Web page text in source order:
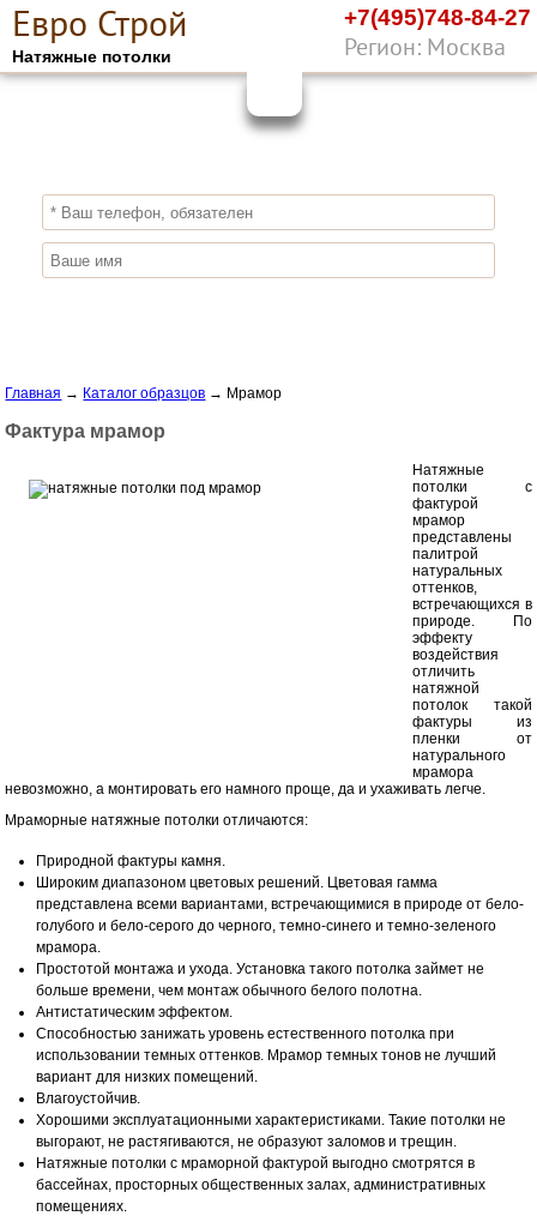
Евро Строй
Натяжные потолки
+7(495)748-84-27
Регион: Москва
ПОЛУЧИ СКИДКУ10%
Главная → Каталог образцов → Мрамор
Фактура мрамор
Натяжные
потолки с
фактурой
мрамор
представлены
палитрой
натуральных
оттенков,
встречающихся в
природе. По
эффекту
воздействия
отличить
натяжной
потолок такой
фактуры из
пленки от
натурального
мрамора
невозможно, а монтировать его намного проще, да и ухаживать легче.
Мраморные натяжные потолки отличаются:
Природной фактуры камня.
Широким диапазоном цветовых решений. Цветовая гамма
представлена всеми вариантами, встречающимися в природе от бело-
голубого и бело-серого до черного, темно-синего и темно-зеленого
мрамора.
Простотой монтажа и ухода. Установка такого потолка займет не
больше времени, чем монтаж обычного белого полотна.
Антистатическим эффектом.
Способностью занижать уровень естественного потолка при
использовании темных оттенков. Мрамор темных тонов не лучший
вариант для низких помещений.
Влагоустойчив.
Хорошими эксплуатационными характеристиками. Такие потолки не
выгорают, не растягиваются, не образуют заломов и трещин.
Натяжные потолки с мраморной фактурой выгодно смотрятся в
бассейнах, просторных общественных залах, административных
помещениях.